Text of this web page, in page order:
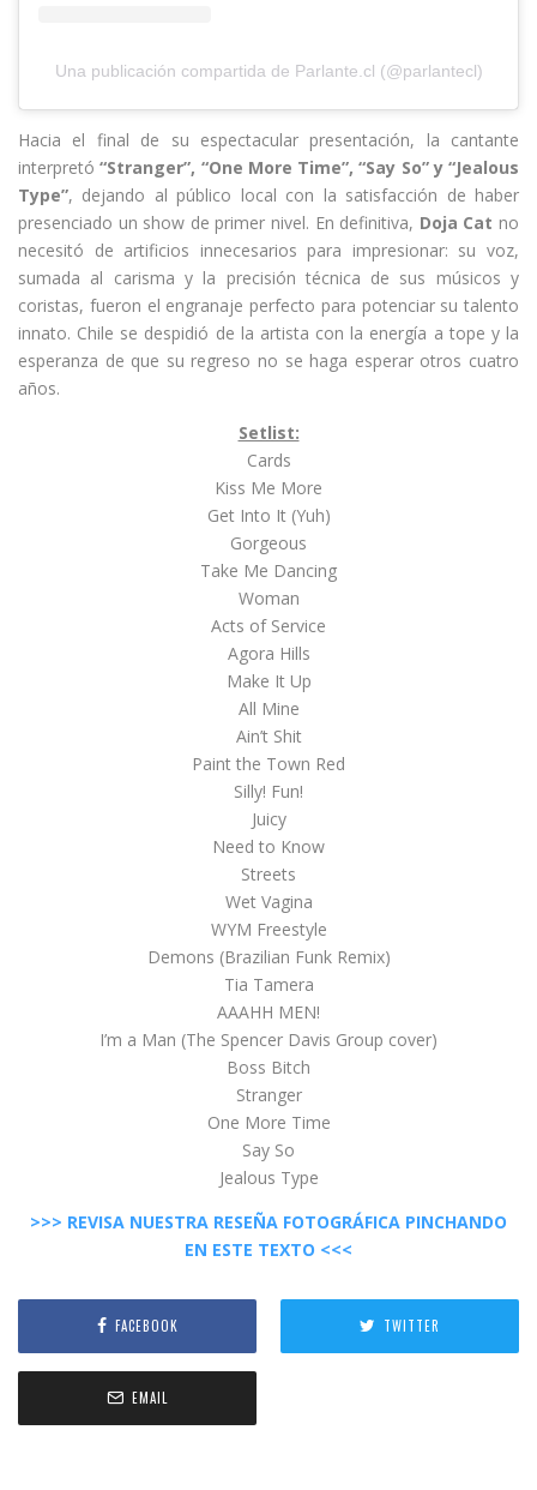
Una publicación compartida de Parlante.cl (@parlantecl)
Hacia el final de su espectacular presentación, la cantante
interpretó“Stranger”, “One More Time”, “Say So” y “Jealous
Type”, dejando al público local con la satisfacción de haber
presenciado un show de primer nivel. En definitiva, Doja Cat no
necesitó de artificios innecesarios para impresionar: su voz,
sumada al carisma y la precisión técnica de sus músicos y
coristas, fueron el engranaje perfecto para potenciar su talento
innato. Chile se despidió de la artista con la energía a tope y la
esperanza de que su regreso no se haga esperar otros cuatro
años.
Setlist:
Cards
Kiss Me More
Get Into It (Yuh)
Gorgeous
Take Me Dancing
Woman
Acts of Service
Agora Hills
Make It Up
All Mine
Ain’t Shit
Paint the Town Red
Silly! Fun!
Juicy
Need to Know
Streets
Wet Vagina
WYM Freestyle
Demons (Brazilian Funk Remix)
Tia Tamera
AAAHH MEN!
I’m a Man (The Spencer Davis Group cover)
Boss Bitch
Stranger
One More Time
Say So
Jealous Type
>>> REVISA NUESTRA RESEÑA FOTOGRÁFICA PINCHANDO
EN ESTE TEXTO <<<
FACEBOOK TWITTER
EMAIL